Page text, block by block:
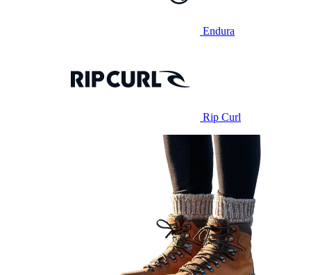
Endura
Rip Curl